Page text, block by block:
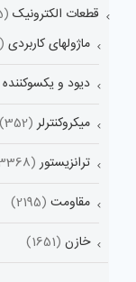
قطعات الکترونیک (11265)
ماژولهای کاربردی (1644)
دیود و یکسوکننده
میکروکنترلر (352)
ترانزیستور (3368)
مقاومت (2195)
خازن (1651)